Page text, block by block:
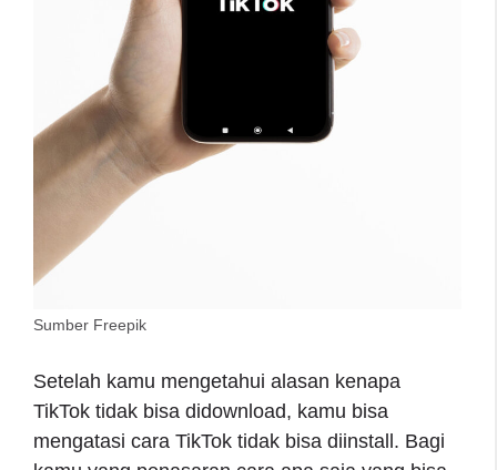
Sumber Freepik
Setelah kamu mengetahui alasan kenapa
TikTok tidak bisa didownload, kamu bisa
mengatasi cara TikTok tidak bisa diinstall. Bagi